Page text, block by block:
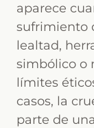
aparece
sufrimiento
lealtad,
simbólico o
límites
casos, la
parte de